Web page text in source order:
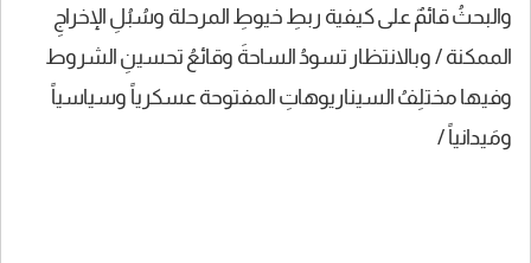
والبحثُ قائمٌ على كيفية ربطِ خيوطِ المرحلة وسُبُلِ الإخراجِ
الممكنة / وبالانتظار تسودُ الساحةَ وقائعُ تحسينِ الشروط
وفيها مختلِفُ السيناريوهاتِ المفتوحة عسكرياً وسياسياً
ومَيدانياً /